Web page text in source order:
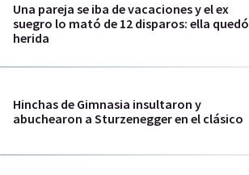
Una pareja se iba de vacaciones y el ex
suegro lo mató de 12 disparos: ella quedó
herida
Hinchas de Gimnasia insultaron y
abuchearon a Sturzenegger en el clásico